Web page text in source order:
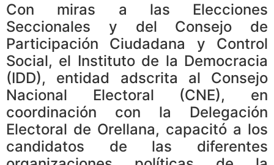
Con miras a las Elecciones
Seccionales y del Consejo de
Participación Ciudadana y Control
Social, el Instituto de la Democracia
(IDD), entidad adscrita al Consejo
Nacional Electoral (CNE), en
coordinación con la Delegación
Electoral de Orellana, capacitó a los
candidatos de las diferentes